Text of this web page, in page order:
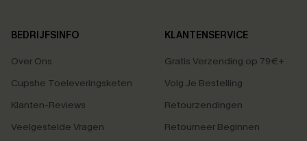
BEDRIJFSINFO
Over Ons
Cupshe Toeleveringsketen
Klanten-Reviews
Veelgestelde Vragen
KLANTENSERVICE
Gratis Verzending op 79€+
Volg Je Bestelling
Retourzendingen
Retourneer Beginnen